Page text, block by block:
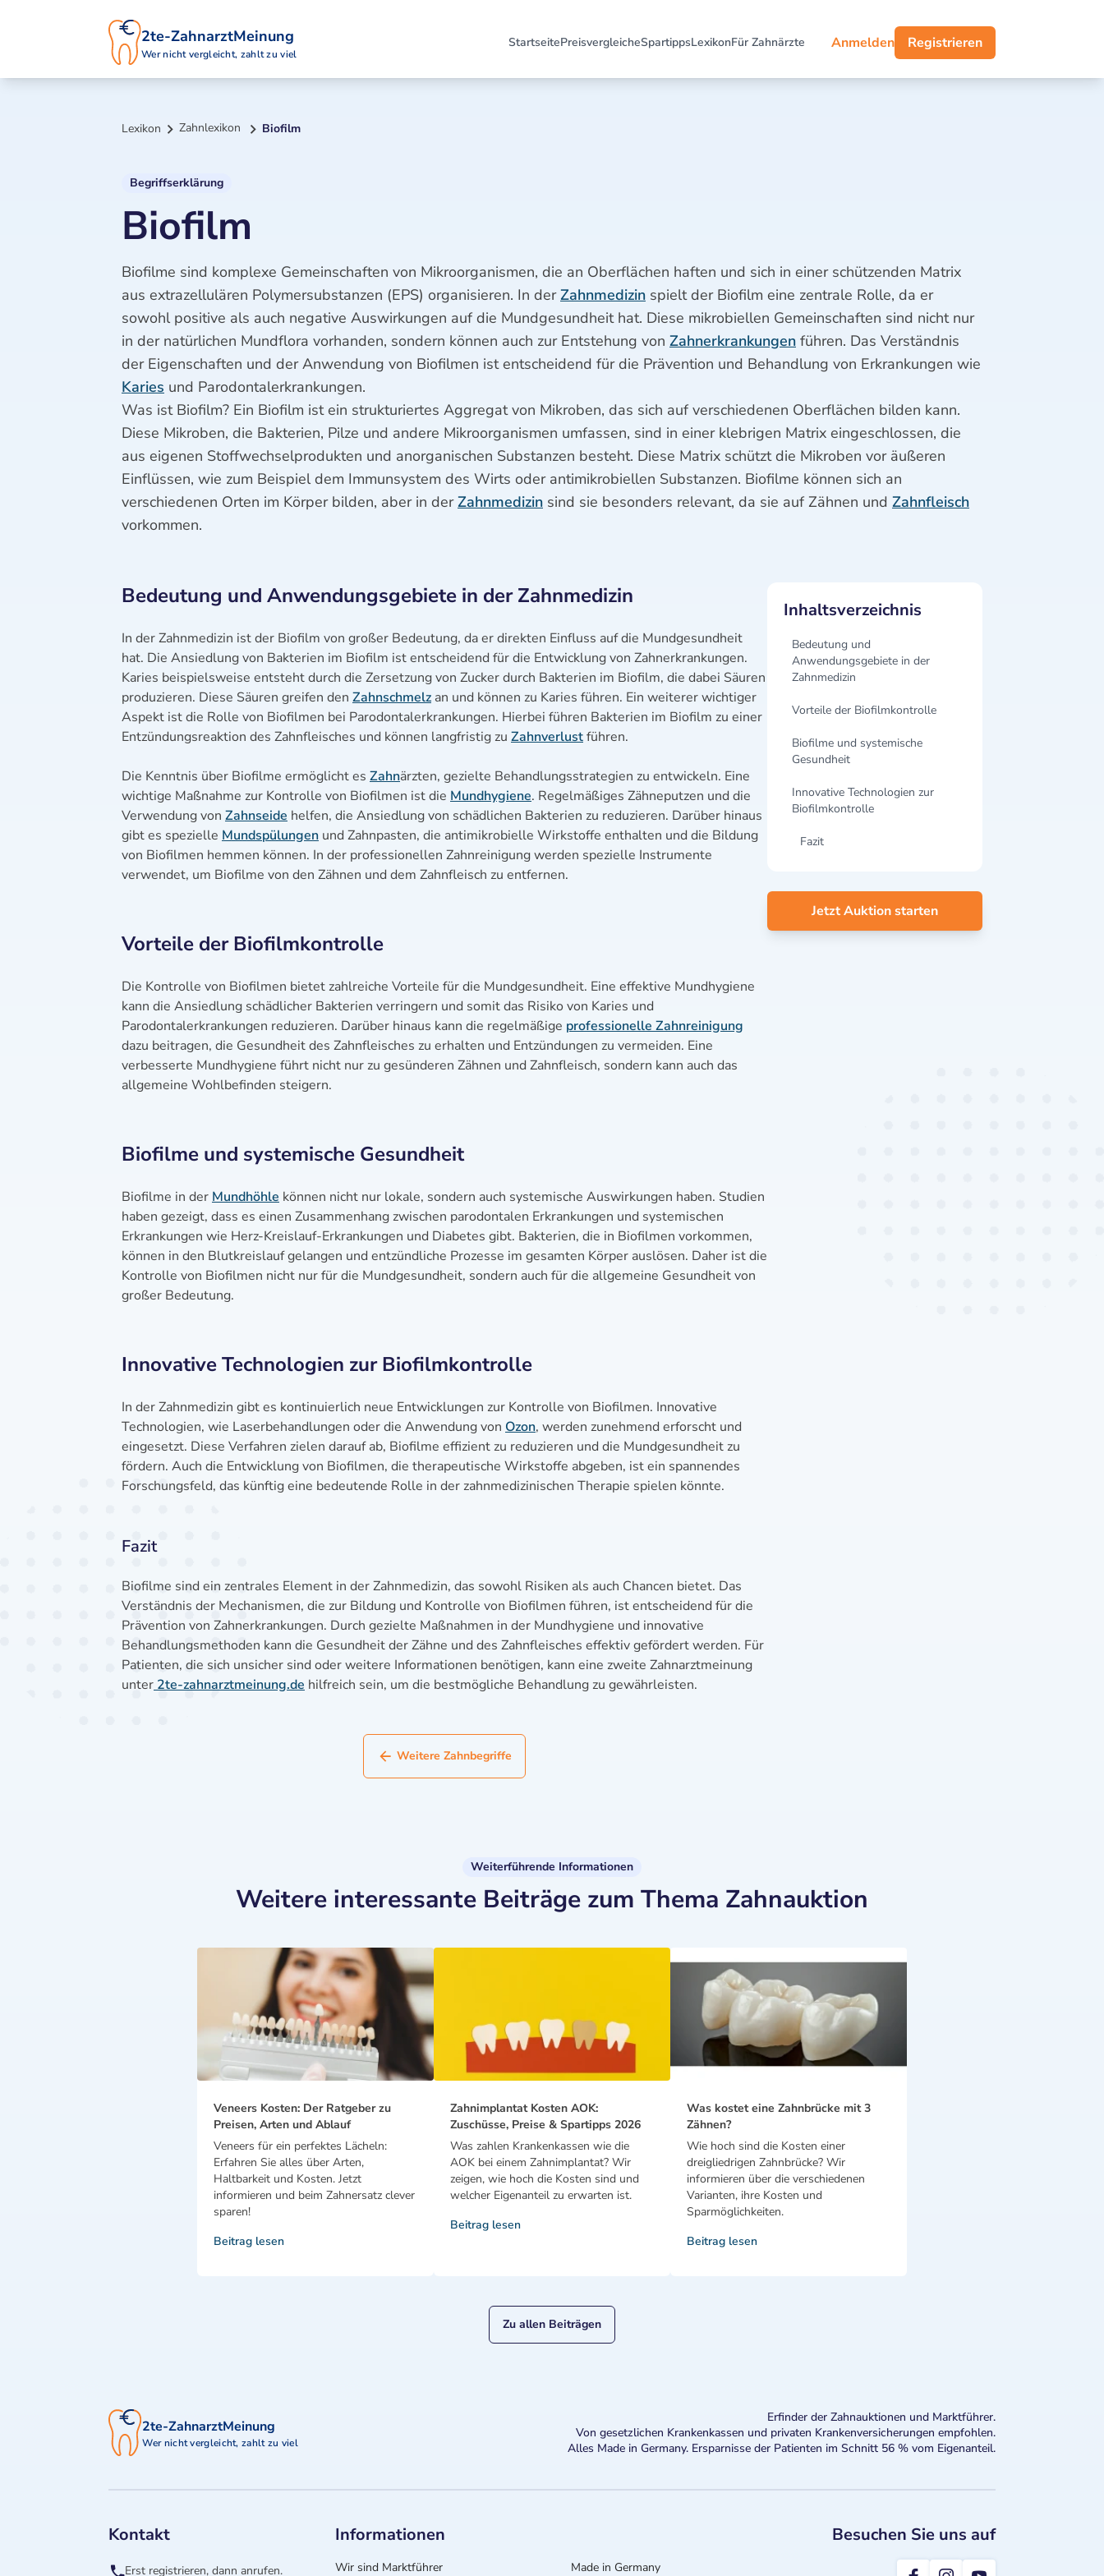
2te-ZahnarztMeinung
Wer nicht vergleicht, zahlt zu viel
StartseitePreisvergleicheSpartippsLexikonFür Zahnärzte Anmelden Registrieren
Lexikon Zahnlexikon Biofilm
Begriffserklärung
Biofilm
Biofilme sind komplexe Gemeinschaften von Mikroorganismen, die an Oberflächen haften und sich in einer schützenden Matrix
aus extrazellulären Polymersubstanzen (EPS) organisieren. In derZahnmedizin spielt der Biofilm eine zentrale Rolle, da er
sowohl positive als auch negative Auswirkungen auf die Mundgesundheit hat. Diese mikrobiellen Gemeinschaften sind nicht nur
in der natürlichen Mundflora vorhanden, sondern können auch zur Entstehung von Zahnerkrankungen führen. Das Verständnis
der Eigenschaften und der Anwendung von Biofilmen ist entscheidend für die Prävention und Behandlung von Erkrankungen wie
Karies und Parodontalerkrankungen.
Was ist Biofilm? Ein Biofilm ist ein strukturiertes Aggregat von Mikroben, das sich auf verschiedenen Oberflächen bilden kann.
Diese Mikroben, die Bakterien, Pilze und andere Mikroorganismen umfassen, sind in einer klebrigen Matrix eingeschlossen, die
aus eigenen Stoffwechselprodukten und anorganischen Substanzen besteht. Diese Matrix schützt die Mikroben vor äußeren
Einflüssen, wie zum Beispiel dem Immunsystem des Wirts oder antimikrobiellen Substanzen. Biofilme können sich an
verschiedenen Orten im Körper bilden, aber in derZahnmedizin sind sie besonders relevant, da sie auf Zähnen und Zahnfleisch
vorkommen.
Bedeutung und Anwendungsgebiete in der Zahnmedizin
In der Zahnmedizin ist der Biofilm von großer Bedeutung, da er direkten Einfluss auf die Mundgesundheit
hat. Die Ansiedlung von Bakterien im Biofilm ist entscheidend für die Entwicklung von Zahnerkrankungen.
Karies beispielsweise entsteht durch die Zersetzung von Zucker durch Bakterien im Biofilm, die dabei Säuren
produzieren. Diese Säuren greifen den Zahnschmelz an und können zu Karies führen. Ein weiterer wichtiger
Aspekt ist die Rolle von Biofilmen bei Parodontalerkrankungen. Hierbei führen Bakterien im Biofilm zu einer
Entzündungsreaktion des Zahnfleisches und können langfristig zu Zahnverlustführen.
Die Kenntnis über Biofilme ermöglicht es Zahnärzten, gezielte Behandlungsstrategien zu entwickeln. Eine
wichtige Maßnahme zur Kontrolle von Biofilmen ist die Mundhygiene. Regelmäßiges Zähneputzen und die
Verwendung von Zahnseide helfen, die Ansiedlung von schädlichen Bakterien zu reduzieren. Darüber hinaus
gibt es spezielle Mundspülungen und Zahnpasten, die antimikrobielle Wirkstoffe enthalten und die Bildung
von Biofilmen hemmen können. In der professionellen Zahnreinigung werden spezielle Instrumente
verwendet, um Biofilme von den Zähnen und dem Zahnfleisch zu entfernen.
Vorteile der Biofilmkontrolle
Die Kontrolle von Biofilmen bietet zahlreiche Vorteile für die Mundgesundheit. Eine effektive Mundhygiene
kann die Ansiedlung schädlicher Bakterien verringern und somit das Risiko von Karies und
Parodontalerkrankungen reduzieren. Darüber hinaus kann die regelmäßige professionelle Zahnreinigung
dazu beitragen, die Gesundheit des Zahnfleisches zu erhalten und Entzündungen zu vermeiden. Eine
verbesserte Mundhygiene führt nicht nur zu gesünderen Zähnen und Zahnfleisch, sondern kann auch das
allgemeine Wohlbefinden steigern.
Biofilme und systemische Gesundheit
Biofilme in der Mundhöhle können nicht nur lokale, sondern auch systemische Auswirkungen haben. Studien
haben gezeigt, dass es einen Zusammenhang zwischen parodontalen Erkrankungen und systemischen
Erkrankungen wie Herz-Kreislauf-Erkrankungen und Diabetes gibt. Bakterien, die in Biofilmen vorkommen,
können in den Blutkreislauf gelangen und entzündliche Prozesse im gesamten Körper auslösen. Daher ist die
Kontrolle von Biofilmen nicht nur für die Mundgesundheit, sondern auch für die allgemeine Gesundheit von
großer Bedeutung.
Innovative Technologien zur Biofilmkontrolle
In der Zahnmedizin gibt es kontinuierlich neue Entwicklungen zur Kontrolle von Biofilmen. Innovative
Technologien, wie Laserbehandlungen oder die Anwendung von Ozon, werden zunehmend erforscht und
eingesetzt. Diese Verfahren zielen darauf ab, Biofilme effizient zu reduzieren und die Mundgesundheit zu
fördern. Auch die Entwicklung von Biofilmen, die therapeutische Wirkstoffe abgeben, ist ein spannendes
Forschungsfeld, das künftig eine bedeutende Rolle in der zahnmedizinischen Therapie spielen könnte.
Fazit
Biofilme sind ein zentrales Element in der Zahnmedizin, das sowohl Risiken als auch Chancen bietet. Das
Verständnis der Mechanismen, die zur Bildung und Kontrolle von Biofilmen führen, ist entscheidend für die
Prävention von Zahnerkrankungen. Durch gezielte Maßnahmen in der Mundhygiene und innovative
Behandlungsmethoden kann die Gesundheit der Zähne und des Zahnfleisches effektiv gefördert werden. Für
Patienten, die sich unsicher sind oder weitere Informationen benötigen, kann eine zweite Zahnarztmeinung
unter 2te-zahnarztmeinung.de hilfreich sein, um die bestmögliche Behandlung zu gewährleisten.
Weitere Zahnbegriffe
Inhaltsverzeichnis
Bedeutung und
Anwendungsgebiete in der
Zahnmedizin
Vorteile der Biofilmkontrolle
Biofilme und systemische
Gesundheit
Innovative Technologien zur
Biofilmkontrolle
Fazit
Jetzt Auktion starten
Weiterführende Informationen
Weitere interessante Beiträge zum Thema Zahnauktion
Veneers Kosten: Der Ratgeber zu
Preisen, Arten und Ablauf
Veneers für ein perfektes Lächeln:
Erfahren Sie alles über Arten,
Haltbarkeit und Kosten. Jetzt
informieren und beim Zahnersatz clever
sparen!
Beitrag lesen
Zahnimplantat Kosten AOK:
Zuschüsse, Preise & Spartipps 2026
Was zahlen Krankenkassen wie die
AOK bei einem Zahnimplantat? Wir
zeigen, wie hoch die Kosten sind und
welcher Eigenanteil zu erwarten ist.
Beitrag lesen
Was kostet eine Zahnbrücke mit 3
Zähnen?
Wie hoch sind die Kosten einer
dreigliedrigen Zahnbrücke? Wir
informieren über die verschiedenen
Varianten, ihre Kosten und
Sparmöglichkeiten.
Beitrag lesen
Zu allen Beiträgen
2te-ZahnarztMeinung
Wer nicht vergleicht, zahlt zu viel
Erfinder der Zahnauktionen und Marktführer.
Von gesetzlichen Krankenkassen und privaten Krankenversicherungen empfohlen.
Alles Made in Germany. Ersparnisse der Patienten im Schnitt 56 % vom Eigenanteil.
Kontakt
Erst registrieren, dann anrufen.
Informationen
Wir sind Marktführer Made in Germany
Besuchen Sie uns auf